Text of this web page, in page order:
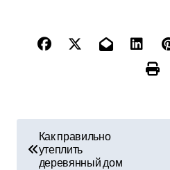
Как правильно
утеплить
деревянный дом